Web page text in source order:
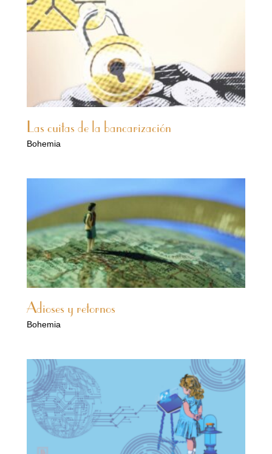
Las cuitas de la bancarización
Bohemia
Adioses y retornos
Bohemia